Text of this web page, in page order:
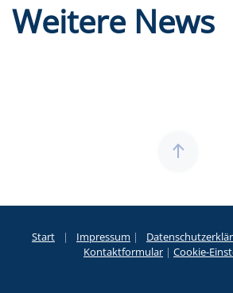
Weitere News
Start | Impressum |
Kontaktformular | Cookie-